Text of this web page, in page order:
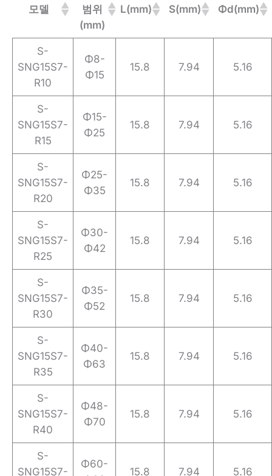
모델
범위
(mm)
L(mm) S(mm) Φd(mm)
S-
SNG15S7-
R10
Φ8-
Φ15
15.8 7.94 5.16
S-
SNG15S7-
R15
Φ15-
Φ25
15.8 7.94 5.16
S-
SNG15S7-
R20
Φ25-
Φ35
15.8 7.94 5.16
S-
SNG15S7-
R25
Φ30-
Φ42
15.8 7.94 5.16
S-
SNG15S7-
R30
Φ35-
Φ52
15.8 7.94 5.16
S-
SNG15S7-
R35
Φ40-
Φ63
15.8 7.94 5.16
S-
SNG15S7-
R40
Φ48-
Φ70
15.8 7.94 5.16
S-
SNG15S7-
Φ60-
15.8 7.94 5.16